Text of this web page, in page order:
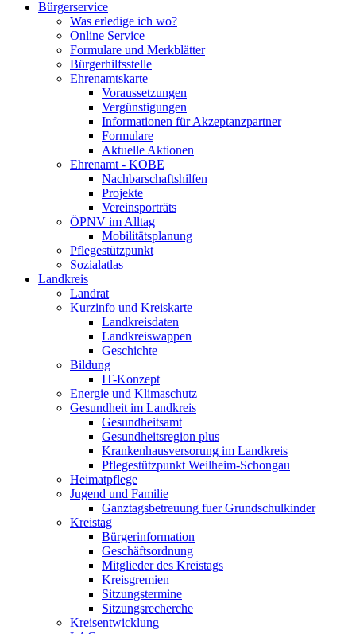
Bürgerservice
Was erledige ich wo?
Online Service
Formulare und Merkblätter
Bürgerhilfsstelle
Ehrenamtskarte
Voraussetzungen
Vergünstigungen
Informationen für Akzeptanzpartner
Formulare
Aktuelle Aktionen
Ehrenamt - KOBE
Nachbarschaftshilfen
Projekte
Vereinsporträts
ÖPNV im Alltag
Mobilitätsplanung
Pflegestützpunkt
Sozialatlas
Landkreis
Landrat
Kurzinfo und Kreiskarte
Landkreisdaten
Landkreiswappen
Geschichte
Bildung
IT-Konzept
Energie und Klimaschutz
Gesundheit im Landkreis
Gesundheitsamt
Gesundheitsregion plus
Krankenhausversorung im Landkreis
Pflegestützpunkt Weilheim-Schongau
Heimatpflege
Jugend und Familie
Ganztagsbetreuung fuer Grundschulkinder
Kreistag
Bürgerinformation
Geschäftsordnung
Mitglieder des Kreistags
Kreisgremien
Sitzungstermine
Sitzungsrecherche
Kreisentwicklung